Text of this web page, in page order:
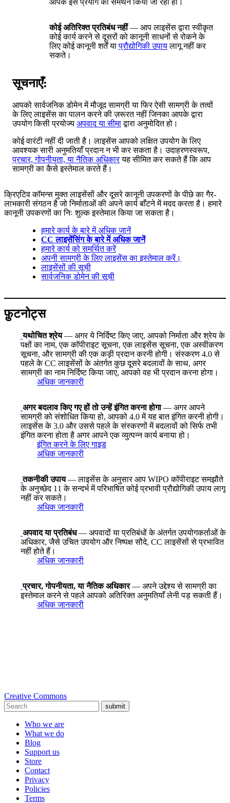
आपके इस प्रयोग का समर्थन किया जा रहा हो।
कोई अतिरिक्त प्रतिबंध नहीं— आप लाइसेंस द्वारा स्वीकृत
कोई कार्य करने से दूसरों को कानूनी साधनों से रोकने के
लिए कोई कानूनी शर्तें याप्रौद्योगिकी उपायलागू नहीं कर
सकते।
सूचनाएँ:
आपको सार्वजनिक डोमेन में मौजूद सामग्री या फिर ऐसी सामग्री के तत्वों
के लिए लाइसेंस का पालन करने की ज़रूरत नहीं जिनका आपके द्वारा
उपयोग किसी प्रयोज्य अपवाद या सीमाद्वारा अनुमोदित हो।
कोई वारंटी नहीं दी जाती है। लाइसेंस आपको लक्षित उपयोग के लिए
आवश्यक सारी अनुमतियाँ प्रदान न भी कर सकता है। उदाहरणस्वरूप,
प्रचार, गोपनीयता, या नैतिक अधिकारयह सीमित कर सकते हैं कि आप
सामग्री का कैसे इस्तेमाल करते हैं।
क्रिएटिव कॉमन्स मुक्त लाइसेंसों और दूसरे कानूनी उपकरणों के पीछे का गैर-
लाभकारी संगठन है जो निर्माताओं की अपने कार्य बाँटने में मदद करता है। हमारे
कानूनी उपकरणों का निः शुल्क इस्तेमाल किया जा सकता है।
हमारे कार्य के बारे में अधिक जानें
CC लाइसेंसिंग के बारे में अधिक जानें
हमारे कार्य को समर्थित करें
अपनी सामग्री के लिए लाइसेंस का इस्तेमाल करें।
लाइसेंसों की सूची
सार्वजनिक डोमेन की सूची
फ़ुटनोट्स
यथोचित श्रेय— अगर ये निर्दिष्ट किए जाए, आपको निर्माता और श्रेय के
पक्षों का नाम, एक कॉपीराइट सूचना, एक लाइसेंस सूचना, एक अस्वीकरण
सूचना, और सामग्री की एक कड़ी प्रदान करनी होगी। संस्करण 4.0 से
पहले के CC लाइसेंसों के अंतर्गत कुछ दूसरे बदलावों के साथ, अगर
सामग्री का नाम निर्दिष्ट किया जाए, आपको वह भी प्रदान करना होगा।
अधिक जानकारी
अगर बदलाव किए गए हों तो उन्हें इंगित करना होगा— अगर आपने
सामग्री को संशोधित किया हो, आपको 4.0 में यह बात इंगित करनी होगी।
लाइसेंस के 3.0 और उससे पहले के संस्करणों में बदलावों को सिर्फ तभी
इंगित करना होता है अगर आपने एक व्युत्पन्न कार्य बनाया हो।
इंगित करने के लिए गाइड
अधिक जानकारी
तकनीकी उपाय— लाइसेंस के अनुसार आप WIPO कॉपीराइट समझौते
के अनुच्छेद 11 के सन्दर्भ में परिभाषित कोई प्रभावी प्रौद्योगिकी उपाय लागू
नहीं कर सकते।
अधिक जानकारी
अपवाद या प्रतिबंध— अपवादों या प्रतिबंधों के अंतर्गत उपयोगकर्ताओं के
अधिकार, जैसे उचित उपयोग और निष्पक्ष सौदे, CC लाइसेंसों से प्रभावित
नहीं होते हैं।
अधिक जानकारी
प्रचार, गोपनीयता, या नैतिक अधिकार— अपने उद्देश्य से सामग्री का
इस्तेमाल करने से पहले आपको अतिरिक्त अनुमतियाँ लेनी पड़ सकती हैं।
अधिक जानकारी
Creative Commons
submit
Who we are
What we do
Blog
Support us
Store
Contact
Privacy
Policies
Terms